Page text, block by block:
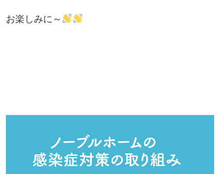
お楽しみに～